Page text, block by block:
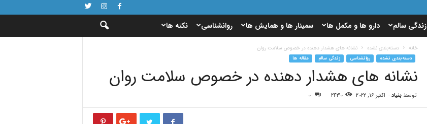
زندگی سالم دارو ها و مکمل ها سمینار ها و همایش ها روانشناسی نکته ها
خانه دسته‌بندی نشده نشانه های هشدار دهنده در خصوص سلامت روان
دسته‌بندی نشده روانشناسی زندگی سالم مقاله ها
نشانه های هشدار دهنده در خصوص سلامت روان
توسط بنیاد- اکتبر 16, 2022 2430
0